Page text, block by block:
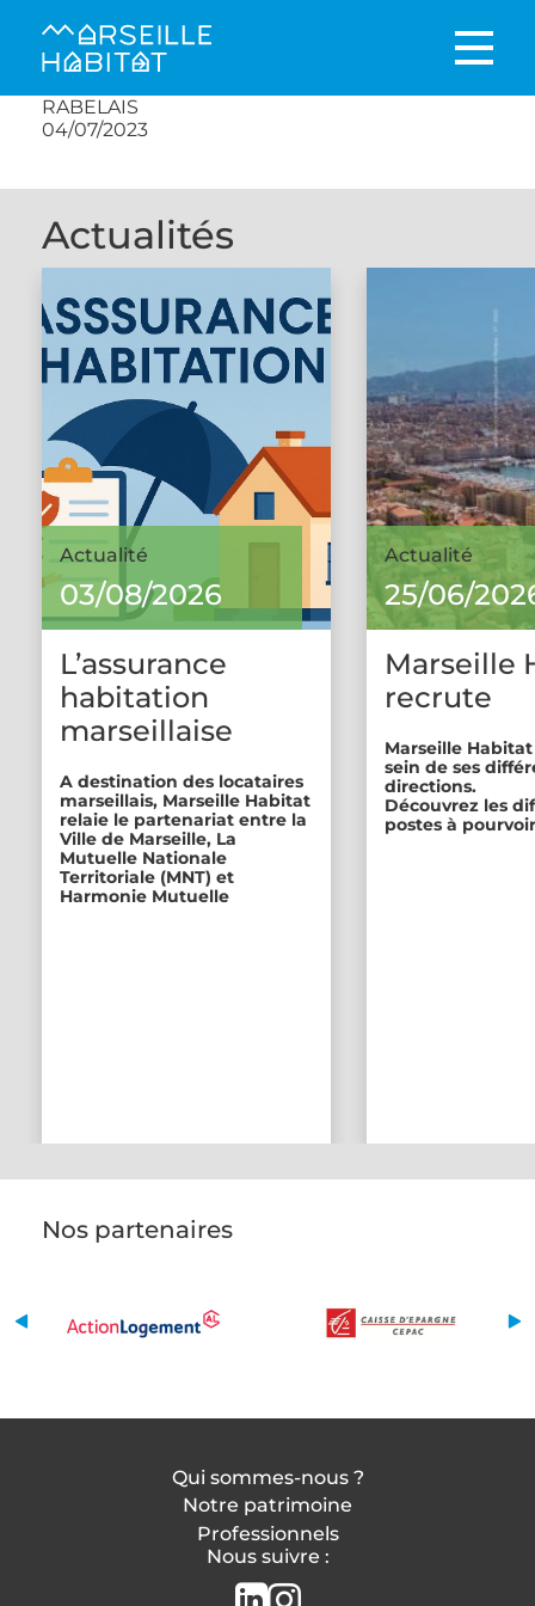
RABELAIS
04/07/2023
Actualités
Actualité
03/08/2026
L’assurance
habitation
marseillaise
A destination des locataires
marseillais, Marseille Habitat
relaie le partenariat entre la
Ville de Marseille, La
Mutuelle Nationale
Territoriale (MNT) et
Harmonie Mutuelle
Actualité
25/06/
Marseille
recrute
Marseille
sein de ses
directions.
Découvrez les
postes à
Nos partenaires
Qui sommes-nous ?
Notre patrimoine
Professionnels
Nous suivre :